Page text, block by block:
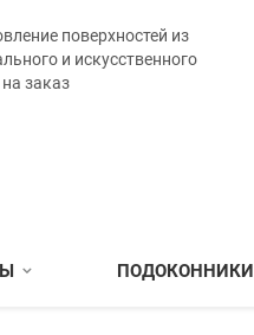
поверхностей из
и искусственного
заказ
ПОДОКОННИКИ